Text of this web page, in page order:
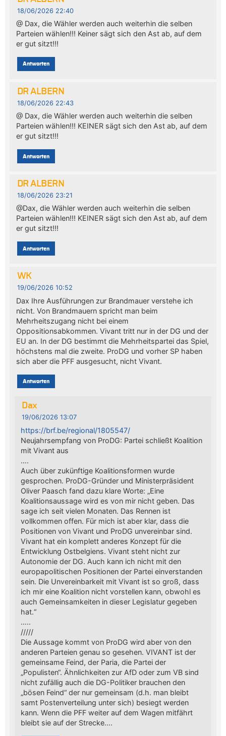
18/06/2026 22:40
@ Dax, die Wähler werden auch weiterhin die selben
Parteien wählen!!! Keiner sägt sich den Ast ab, auf dem
er gut sitzt!!!
Antworten
DR ALBERN
18/06/2026 22:43
@ Dax, die Wähler werden auch weiterhin die selben
Parteien wählen!!! KEINER sägt sich den Ast ab, auf dem
er gut sitzt!!!
Antworten
DR ALBERN
18/06/2026 23:21
@Dax, die Wähler werden auch weiterhin die selben
Parteien wählen!!! KEINER sägt sich den Ast ab, auf dem
er gut sitzt!!!
Antworten
WK
19/06/2026 10:52
Dax Ihre Ausführungen zur Brandmauer verstehe ich
nicht. Von Brandmauern spricht man beim
Mehrheitszugang nicht bei einem
Oppositionsabkommen. Vivant tritt nur in der DG und der
EU an. In der DG bestimmt die Mehrheitspartei das Spiel,
höchstens mal die zweite. ProDG und vorher SP haben
sich aber die PFF ausgesucht, nicht Vivant.
Antworten
Dax
19/06/2026 13:07
https://brf.be/regional/1805547/
Neujahrsempfang von ProDG: Partei schließt Koalition
mit Vivant aus
….
Auch über zukünftige Koalitionsformen wurde
gesprochen. ProDG-Gründer und Ministerpräsident
Oliver Paasch fand dazu klare Worte: „Eine
Koalitionsaussage wird es von mir nicht geben. Das
sage ich seit vielen Monaten. Das Rennen ist
vollkommen offen. Für mich ist aber klar, dass die
Positionen von Vivant und ProDG unvereinbar sind.
Vivant hat ein komplett anderes Konzept für die
Entwicklung Ostbelgiens. Vivant steht nicht zur
Autonomie der DG. Auch kann ich nicht mit den
europapolitischen Positionen der Partei einverstanden
sein. Die Unvereinbarkeit mit Vivant ist so groß, dass
ich mir eine Koalition nicht vorstellen kann, obwohl es
auch Gemeinsamkeiten in dieser Legislatur gegeben
hat.“
…..
/////
Die Aussage kommt von ProDG wird aber von den
anderen Parteien genau so gesehen. VIVANT ist der
gemeinsame Feind, der Paria, die Partei der
„Populisten“. Ähnlichkeiten zur AfD oder zum VB sind
nicht zufällig auch die DG-Politiker brauchen den
„bösen Feind“ der nur gemeinsam (d.h. man bleibt
samt Postenverteilung unter sich) besiegt werden
kann. Wenn die PFF weiter auf dem Wagen mitfährt
bleibt sie auf der Strecke….